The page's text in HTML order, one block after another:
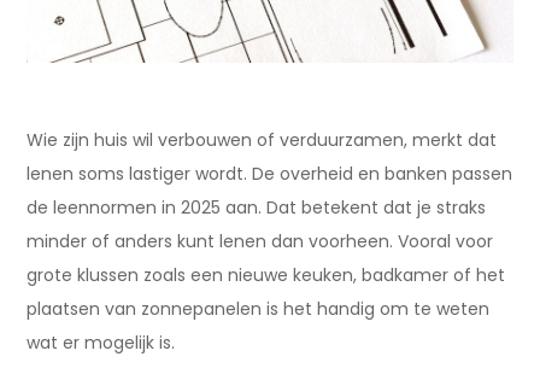
Wie zijn huis wil verbouwen of verduurzamen, merkt dat
lenen soms lastiger wordt. De overheid en banken passen
de leennormen in 2025 aan. Dat betekent dat je straks
minder of anders kunt lenen dan voorheen. Vooral voor
grote klussen zoals een nieuwe keuken, badkamer of het
plaatsen van zonnepanelen is het handig om te weten
wat er mogelijk is.